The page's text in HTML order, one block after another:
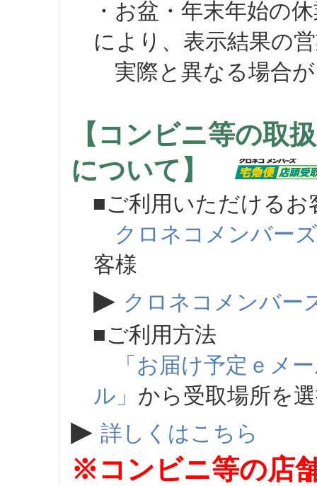
・お盆・年末年始の
により、表示結果の
実際と異なる場合が
【コンビニ等の取
について】
■ご利用いただけるお
クロネコメンバーズ
客様
▶ クロネコメンバー
■ご利用方法
「お届け予定ｅメ
ル」 から受取場所を
▶ 詳しくはこちら
※コンビニ等の店